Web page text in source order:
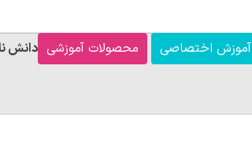
دانش محصولات آموزشی آموزش اختصاصی